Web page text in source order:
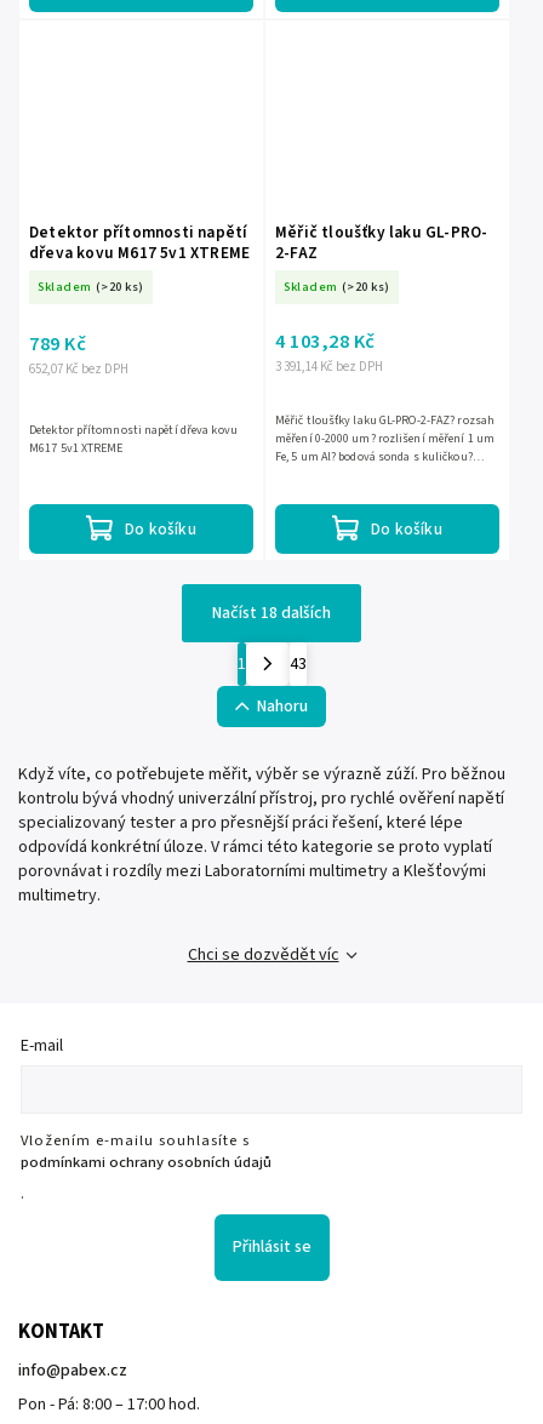
Detektor přítomnosti napětí
dřeva kovu M617 5v1 XTREME
Skladem (>20 ks)
652,07 Kč bez DPH
789 Kč
Do košíku
Detektor přítomnosti napětí dřeva kovu
M617 5v1 XTREME
Měřič tloušťky laku GL-PRO-
2-FAZ
Skladem (>20 ks)
3 391,14 Kč bez DPH
4 103,28 Kč
Do košíku
Měřič tloušťky laku GL-PRO-2-FAZ? rozsah
měření 0-2000 um? rozlišení měření 1 um
Fe, 5 um Al? bodová sonda s kuličkou?
Načíst 18 dalších
1
43
Nahoru
Když víte, co potřebujete měřit, výběr se výrazně zúží. Pro běžnou
kontrolu bývá vhodný univerzální přístroj, pro rychlé ověření napětí
specializovaný tester a pro přesnější práci řešení, které lépe
odpovídá konkrétní úloze. V rámci této kategorie se proto vyplatí
porovnávat i rozdíly mezi Laboratorními multimetry a Klešťovými
multimetry.
Chci se dozvědět víc
E-mail
Vložením e-mailu souhlasíte s
podmínkami ochrany osobních údajů
.
Přihlásit se
KONTAKT
info@pabex.cz
Pon - Pá: 8:00 – 17:00 hod.